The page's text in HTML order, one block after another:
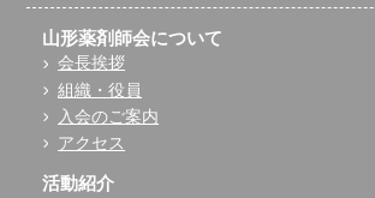
山形薬剤師会について
会長挨拶
組織・役員
入会のご案内
アクセス
活動紹介